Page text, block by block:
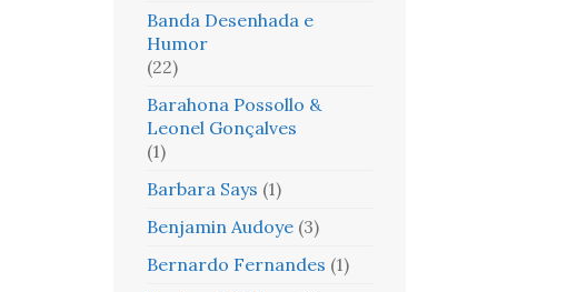
Banda Desenhada e
Humor
(22)
Barahona Possollo &
Leonel Gonçalves
(1)
Barbara Says (1)
Benjamin Audoye (3)
Bernardo Fernandes (1)